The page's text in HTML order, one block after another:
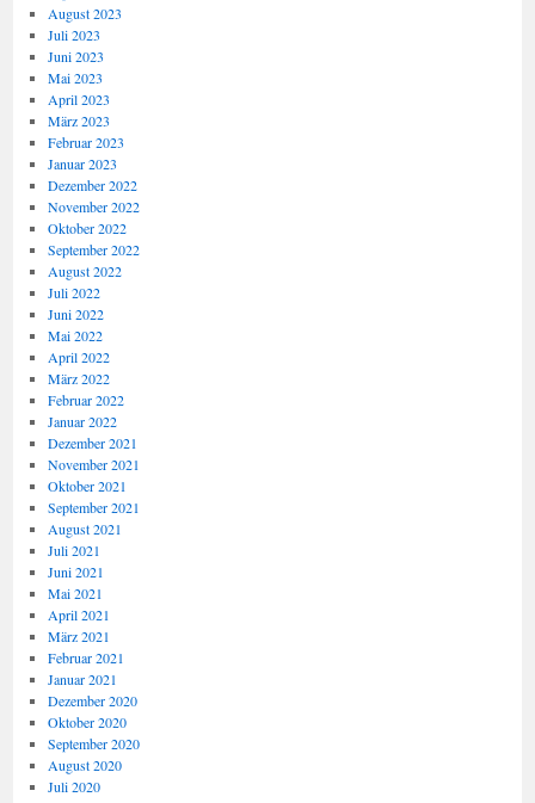
August 2023
Juli 2023
Juni 2023
Mai 2023
April 2023
März 2023
Februar 2023
Januar 2023
Dezember 2022
November 2022
Oktober 2022
September 2022
August 2022
Juli 2022
Juni 2022
Mai 2022
April 2022
März 2022
Februar 2022
Januar 2022
Dezember 2021
November 2021
Oktober 2021
September 2021
August 2021
Juli 2021
Juni 2021
Mai 2021
April 2021
März 2021
Februar 2021
Januar 2021
Dezember 2020
Oktober 2020
September 2020
August 2020
Juli 2020